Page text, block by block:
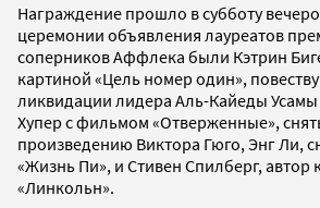
Награждение прошло в субботу
церемонии объявления лауреатов
соперников Аффлека были Кэтрин
картиной «Цель номер один»,
ликвидации лидера Аль-Кайеды
Хупер с фильмом «Отверженные»,
произведению Виктора Гюго, Энг Ли,
«Жизнь Пи», и Стивен Спилберг, автор
«Линкольн».